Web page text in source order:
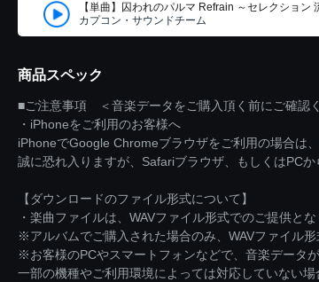
【単曲】囚われのパルマ Refrain ～セレクション
カプコン・サウンドチーム
商品スペック
■ご注意事項 ＜音楽データをご購入頂く前にご確認
・iPhoneをご利用のお客様へ
iPhoneでGoogle Chromeブラウザをご利用の場合は
誠に恐れ入りますが、Safariブラウザ、もしくはPC
【ダウンロードのファイル形式について】
・楽曲ファイルは、WAVファイル形式でのご提供とな
※アルバムでご購入された場合のみ、WAVファイル
※お客様のPCやスマートフォンなどで、音楽データ
一部の機種やご利用環境によっては対応していない場